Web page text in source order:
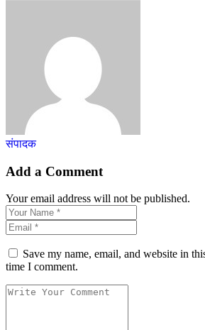
संपादक
Add a Comment
Your email address will not be published.
Save my name, email, and website in
time I comment.